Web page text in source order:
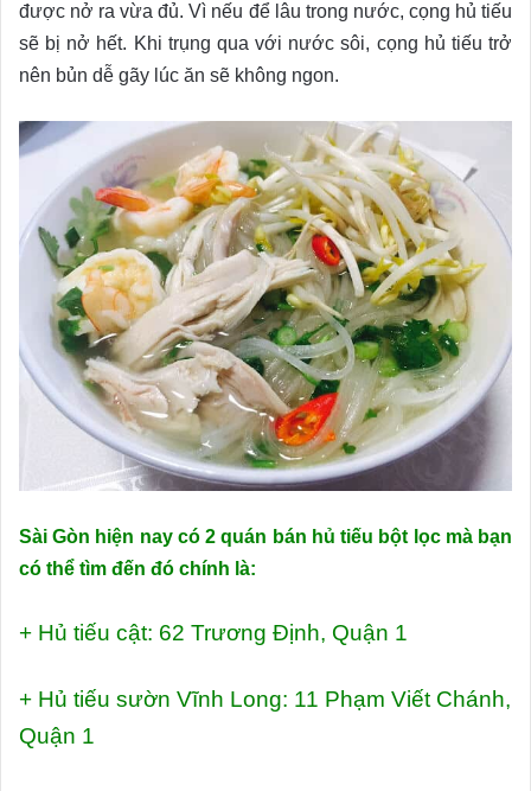
được nở ra vừa đủ. Vì nếu để lâu trong nước, cọng hủ tiếu
sẽ bị nở hết. Khi trụng qua với nước sôi, cọng hủ tiếu trở
nên bủn dễ gãy lúc ăn sẽ không ngon.
Sài Gòn hiện nay có 2 quán bán hủ tiếu bột lọc mà bạn
có thể tìm đến đó chính là:
+ Hủ tiếu cật: 62 Trương Định, Quận 1
+ Hủ tiếu sườn Vĩnh Long: 11 Phạm Viết Chánh,
Quận 1